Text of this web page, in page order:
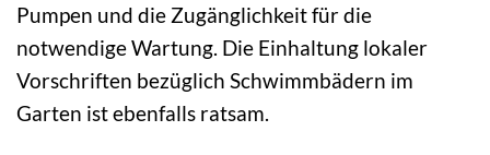
Pumpen und die Zugänglichkeit für die
notwendige Wartung. Die Einhaltung lokaler
Vorschriften bezüglich Schwimmbädern im
Garten ist ebenfalls ratsam.